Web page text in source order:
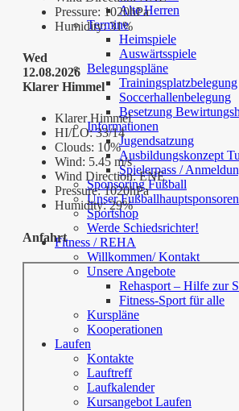
Alte Herren
Termine
Heimspiele
Auswärtsspiele
Belegungspläne
Trainingsplatzbelegung
Soccerhallenbelegung
Besetzung
Informationen
Jugendsatzung
Ausbildungskonzept
Spielerpass /
Sponsoring Fußball
Unser
Sportshop
Werde Schiedsrichter!
Fitness / REHA
Willkommen/ Kontakt
Unsere Angebote
Rehasport – Hilfe zur
Fitness-Sport für alle
Kurspläne
Kooperationen
Laufen
Kontakte
Lauftreff
Laufkalender
Kursangebot Laufen
Pressure: 1020hPa
Humidity:31%
Wed
12.08.2026
Klarer Himmel
Klarer Himmel
HI/LO:33/14
Clouds: 10%
Wind: 5.45 m/s
Wind Direction:ENE
Pressure:1020hPa
Humidity:29%
Anfahrt